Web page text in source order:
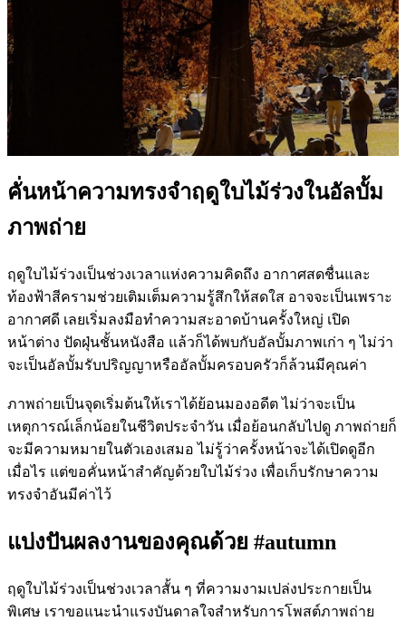
คั่นหน้าความทรงจำฤดูใบไม้ร่วงในอัลบั้ม
ภาพถ่าย
ฤดูใบไม้ร่วงเป็นช่วงเวลาแห่งความคิดถึง อากาศสดชื่นและ
ท้องฟ้าสีครามช่วยเติมเต็มความรู้สึกให้สดใส อาจจะเป็นเพราะ
อากาศดี เลยเริ่มลงมือทำความสะอาดบ้านครั้งใหญ่ เปิด
หน้าต่าง ปัดฝุ่นชั้นหนังสือ แล้วก็ได้พบกับอัลบั้มภาพเก่า ๆ ไม่ว่า
จะเป็นอัลบั้มรับปริญญาหรืออัลบั้มครอบครัวก็ล้วนมีคุณค่า
ภาพถ่ายเป็นจุดเริ่มต้นให้เราได้ย้อนมองอดีต ไม่ว่าจะเป็น
เหตุการณ์เล็กน้อยในชีวิตประจำวัน เมื่อย้อนกลับไปดู ภาพถ่ายก็
จะมีความหมายในตัวเองเสมอ ไม่รู้ว่าครั้งหน้าจะได้เปิดดูอีก
เมื่อไร แต่ขอคั่นหน้าสำคัญด้วยใบไม้ร่วง เพื่อเก็บรักษาความ
ทรงจำอันมีค่าไว้
แบ่งปันผลงานของคุณด้วย #autumn
ฤดูใบไม้ร่วงเป็นช่วงเวลาสั้น ๆ ที่ความงามเปล่งประกายเป็น
พิเศษ เราขอแนะนำแรงบันดาลใจสำหรับการโพสต์ภาพถ่าย